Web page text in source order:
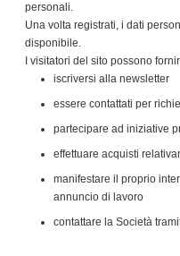
personali.
Una volta registrati, i dati
disponibile.
I visitatori del sito possono
iscriversi alla newsletter
essere contattati per
partecipare ad iniziative
effettuare acquisti
manifestare il proprio
annuncio di lavoro
contattare la Società